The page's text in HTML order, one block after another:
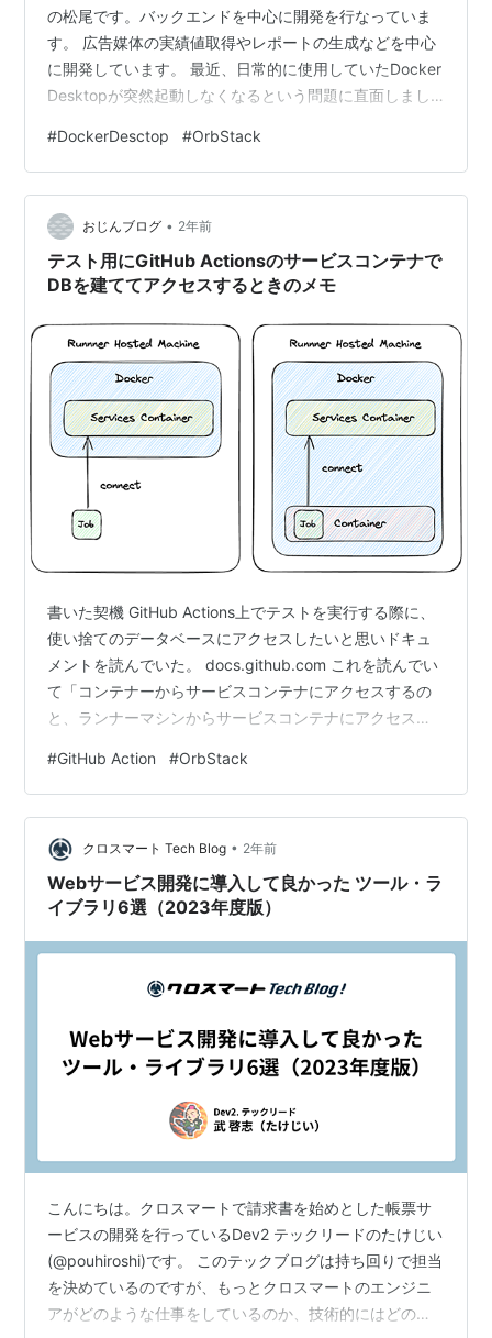
の松尾です。バックエンドを中心に開発を行なっていま
す。 広告媒体の実績値取得やレポートの生成などを中心
に開発しています。 最近、日常的に使用していたDocker
Desktopが突然起動しなくなるという問題に直面しまし
Docker Desktopアプリで広範囲にわたる起動障害が発生
していたことが分かりました。 公式サイトの対処方法に
従い改善を試みましたが、警告ダイアログはすぐに消え
たものの、Docker Desktopの起動には依然として成功せ
ず苦戦していました。。。 そこで、代替ツー…
#DockerDesctop #OrbStack
おじんブログ • 2年前
テスト用にGitHub Actionsのサービスコンテナで
DBを建ててアクセスするときのメモ
書いた契機 GitHub Actions上でテストを実行する際に、
使い捨てのデータベースにアクセスしたいと思いドキュ
メントを読んでいた。 docs.github.com これを読んでい
て「コンテナーからサービスコンテナにアクセスするの
と、ランナーマシンからサービスコンテナにアクセスす
試行錯誤したメモ。 初歩的な理解ができていなかったの
で結構理解するのに詰まってしまった。 要約 GitHub
ActionsのランナーマシンではDockerが動くので、コンテ
ナ上でもJob を実行させることができる サービスコンテ
ナはJobを実行させるコンテナとは…
#GitHub Action #OrbStack
クロスマート Tech Blog • 2年前
Webサービス開発に導入して良かった ツール・ラ
イブラリ6選（2023年度版）
こんにちは。クロスマートで請求書を始めとした帳票サ
ービスの開発を行っているDev2 テックリードのたけじい
(@pouhiroshi)です。 このテックブログは持ち回りで担当
を決めているのですが、もっとクロスマートのエンジニ
アがどのような仕事をしているのか、技術的にはどのよ